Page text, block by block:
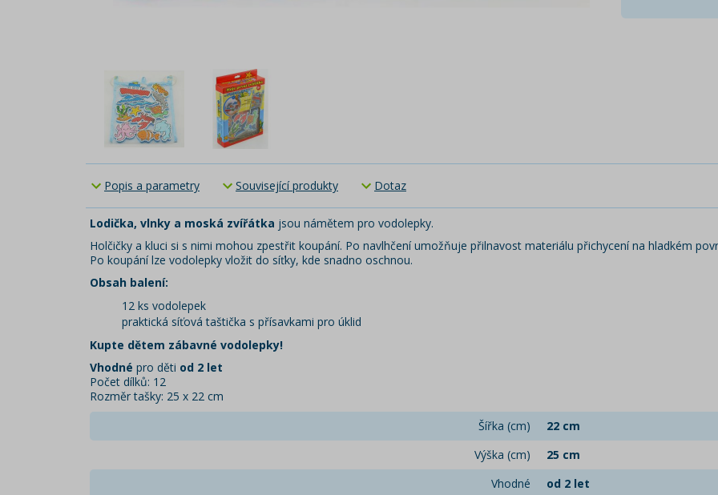
Popis a parametry Související produkty Dotaz
Lodička, vlnky a moská zvířátka jsou námětem pro vodolepky.
Holčičky a kluci si s nimi mohou zpestřit koupání. Po navlhčení umožňuje přilnavost materiálu přichycení na hladkém
Po koupání lze vodolepky vložit do síťky, kde snadno oschnou.
Obsah balení:
12 ks vodolepek
praktická síťová taštička s přísavkami pro úklid
Kupte dětem zábavné vodolepky!
Vhodné pro děti od 2 let
Počet dílků: 12
Rozměr tašky: 25 x 22 cm
Šířka (cm)
22 cm
Výška (cm)
25 cm
Vhodné
od 2 let